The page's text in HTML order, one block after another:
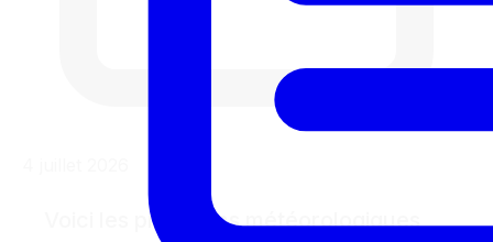
Voici les prévisions météorologiques